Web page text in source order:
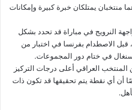
منتخبان يمتلكان خبرة كبيرة وإمكانات
النرويج في مباراة قد تحدد بشكل
الاصطدام بفرنسا في اختبار من
في ختام دور المجموعات.
العراقي أعلى درجات التركيز
أن أي نقطة يتم تحقيقها قد تكون ذات